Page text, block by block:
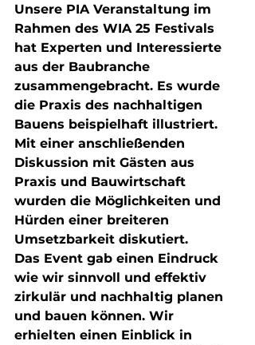
Unsere PIA Veranstaltung im
Rahmen des WIA 25 Festivals
hat Experten und Interessierte
aus der Baubranche
zusammengebracht. Es wurde
die Praxis des nachhaltigen
Bauens beispielhaft illustriert.
Mit einer anschließenden
Diskussion mit Gästen aus
Praxis und Bauwirtschaft
wurden die Möglichkeiten und
Hürden einer breiteren
Umsetzbarkeit diskutiert.
Das Event gab einen Eindruck
wie wir sinnvoll und effektiv
zirkulär und nachhaltig planen
und bauen können. Wir
erhielten einen Einblick in